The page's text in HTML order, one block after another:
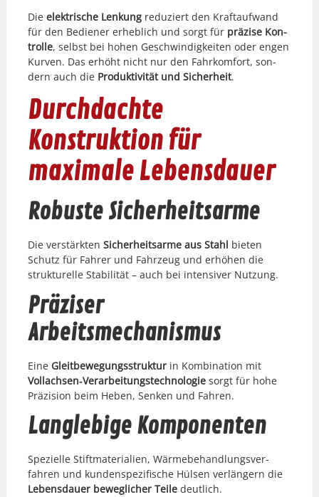
Die elek­trische Lenkungreduziert den Kraftaufwand
für den Bedi­ener erhe­blich und sorgt für präzise Kon­
trolle, selb­st bei hohen Geschwindigkeit­en oder engen
Kur­ven. Das erhöht nicht nur den Fahrkom­fort, son­
dern auch die Pro­duk­tiv­ität und Sicher­heit.
Durchdachte
Konstruktion für
maximale Lebensdauer
Robuste Sicherheitsarme
Die ver­stärk­ten Sicher­heit­sarme aus Stahl bieten
Schutz für Fahrer und Fahrzeug und erhöhen die
struk­turelle Sta­bil­ität – auch bei inten­siv­er Nutzung.
Präziser
Arbeitsmechanismus
Eine Gleit­be­we­gungsstruk­turin Kom­bi­na­tion mit
Vollachsen‑Verarbeitungstechnologiesorgt für hohe
Präzi­sion beim Heben, Senken und Fahren.
Langlebige Komponenten
Spezielle Stift­ma­te­ri­alien, Wärme­be­hand­lungsver­
fahren und kun­den­spez­i­fis­che Hülsen ver­längern die
Lebens­dauer beweglich­er Teiledeut­lich.